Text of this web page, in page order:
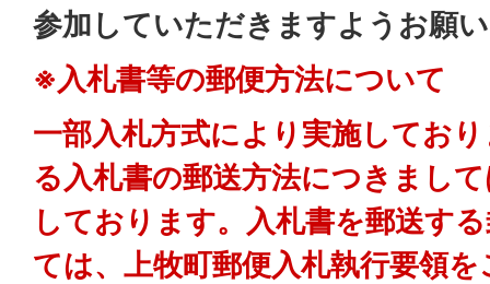
参加していただきますようお願
※入札書等の郵便方法について
一部入札方式により実施してお
る入札書の郵送方法につきまし
しております。入札書を郵送す
ては、上牧町郵便入札執行要領